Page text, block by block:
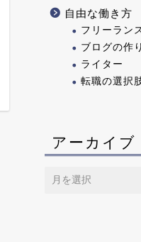
自由な働き方
フリーラン
ブログの作
ライター
転職の選択
アーカイブ